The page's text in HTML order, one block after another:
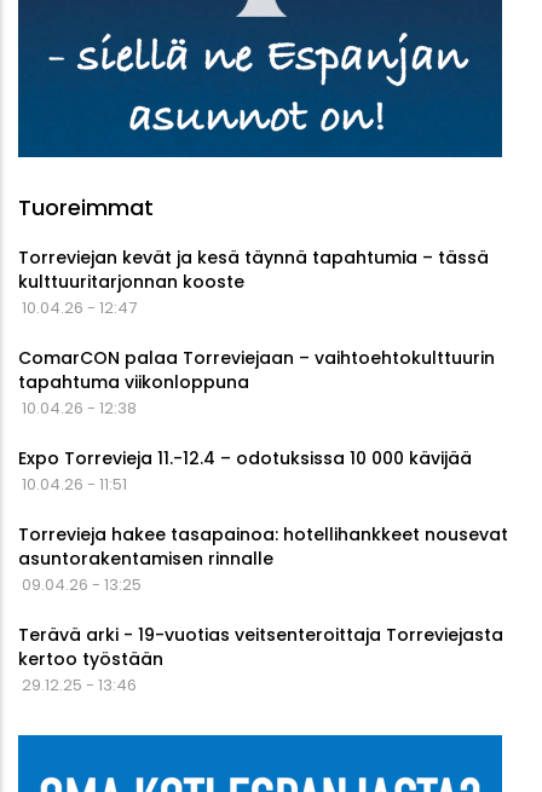
Tuoreimmat
Torreviejan kevät ja kesä täynnä tapahtumia – tässä
kulttuuritarjonnan kooste
10.04.26 - 12:47
ComarCON palaa Torreviejaan – vaihtoehtokulttuurin
tapahtuma viikonloppuna
10.04.26 - 12:38
Expo Torrevieja 11.-12.4 – odotuksissa 10 000 kävijää
10.04.26 - 11:51
Torrevieja hakee tasapainoa: hotellihankkeet nousevat
asuntorakentamisen rinnalle
09.04.26 - 13:25
Terävä arki - 19-vuotias veitsenteroittaja Torreviejasta
kertoo työstään
29.12.25 - 13:46